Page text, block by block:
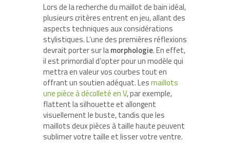
Lors de la recherche du maillot de bain idéal,
plusieurs critères entrent en jeu, allant des
aspects techniques aux considérations
stylistiques. L’une des premières réflexions
devrait porter sur lamorphologie. En effet,
il est primordial d’opter pour un modèle qui
mettra en valeur vos courbes tout en
offrant un soutien adéquat. Lesmaillots
une pièce à décolleté en V, par exemple,
flattent la silhouette et allongent
visuellement le buste, tandis que les
maillots deux pièces à taille haute peuvent
sublimer votre taille et lisser votre ventre.